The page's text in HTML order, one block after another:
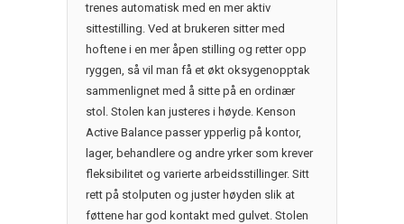
trenes automatisk med en mer aktiv
sittestilling. Ved at brukeren sitter med
hoftene i en mer åpen stilling og retter opp
ryggen, så vil man få et økt oksygenopptak
sammenlignet med å sitte på en ordinær
stol. Stolen kan justeres i høyde. Kenson
Active Balance passer ypperlig på kontor,
lager, behandlere og andre yrker som krever
fleksibilitet og varierte arbeidsstillinger. Sitt
rett på stolputen og juster høyden slik at
føttene har god kontakt med gulvet. Stolen